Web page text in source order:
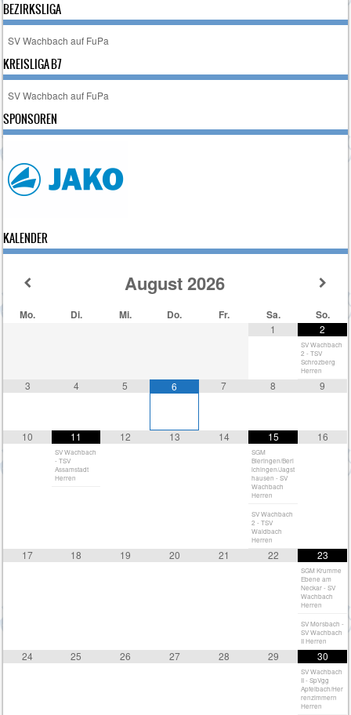
BEZIRKSLIGA
SV Wachbach auf FuPa
KREISLIGA B7
SV Wachbach auf FuPa
SPONSOREN
KALENDER
August 2026
Mo. Di. Mi. Do. Fr. Sa. So.
1 2
SV Wachbach
2 - TSV
Schrozberg
Herren
3 4 5 6 7 8 9
10 11
SV Wachbach
- TSV
Assamstadt
Herren
12 13 14 15
SGM
Bieringen/Berl
ichingen/Jagst
hausen - SV
Wachbach
Herren
SV Wachbach
2 - TSV
Waldbach
Herren
16
17 18 19 20 21 22 23
SGM Krumme
Ebene am
Neckar - SV
Wachbach
Herren
SV Morsbach -
SV Wachbach
II Herren
24 25 26 27 28 29 30
SV Wachbach
II - SpVgg
Apfelbach/Her
renzimmern
Herren